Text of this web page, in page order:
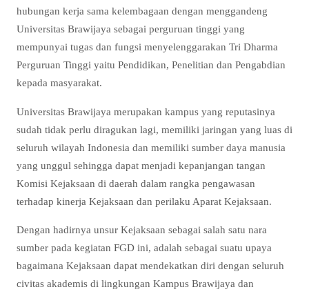
hubungan kerja sama kelembagaan dengan menggandeng
Universitas Brawijaya sebagai perguruan tinggi yang
mempunyai tugas dan fungsi menyelenggarakan Tri Dharma
Perguruan Tinggi yaitu Pendidikan, Penelitian dan Pengabdian
kepada masyarakat.
Universitas Brawijaya merupakan kampus yang reputasinya
sudah tidak perlu diragukan lagi, memiliki jaringan yang luas di
seluruh wilayah Indonesia dan memiliki sumber daya manusia
yang unggul sehingga dapat menjadi kepanjangan tangan
Komisi Kejaksaan di daerah dalam rangka pengawasan
terhadap kinerja Kejaksaan dan perilaku Aparat Kejaksaan.
Dengan hadirnya unsur Kejaksaan sebagai salah satu nara
sumber pada kegiatan FGD ini, adalah sebagai suatu upaya
bagaimana Kejaksaan dapat mendekatkan diri dengan seluruh
civitas akademis di lingkungan Kampus Brawijaya dan